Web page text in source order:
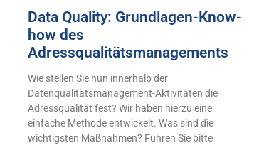
Data Quality: Grundlagen-Know-
how des
Adressqualitätsmanagements
Wie stellen Sie nun innerhalb der
Datenqualitätsmanagement-Aktivitäten die
Adressqualität fest? Wir haben hierzu eine
einfache Methode entwickelt. Was sind die
wichtigsten Maßnahmen? Führen Sie bitte